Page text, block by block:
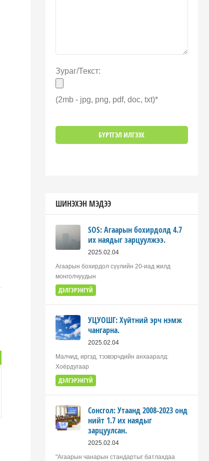
Зураг/Текст:
(2mb - jpg, png, pdf, doc, txt)*
ШИНЭХЭН МЭДЭЭ
SOS: Агаарын бохирдолд 4.7
их наядыг зарцуулжээ.
2025.02.04
Агаарын бохирдол сүүлийн 20-иад жилд
монголчуудын
ДЭЛГЭРЭНГҮЙ
УЦУОШГ: Хүйтний эрч нэмж
чангарна.
2025.02.04
Малчид, иргэд, тээвэрчдийн анхааралд:
Хоёрдугаар
ДЭЛГЭРЭНГҮЙ
Сонсгол: Утаанд 2008-2023 онд
нийт 1.7 их наядыг
зарцуулсан.
2025.02.04
"Агаарын чанарын стандартыг батлахдаа